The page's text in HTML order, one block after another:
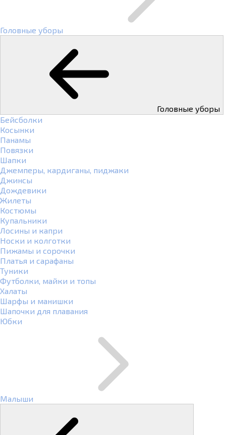
Головные уборы
Головные уборы
Бейсболки
Косынки
Панамы
Повязки
Шапки
Джемперы, кардиганы, пиджаки
Джинсы
Дождевики
Жилеты
Костюмы
Купальники
Лосины и капри
Носки и колготки
Пижамы и сорочки
Платья и сарафаны
Туники
Футболки, майки и топы
Халаты
Шарфы и манишки
Шапочки для плавания
Юбки
Малыши